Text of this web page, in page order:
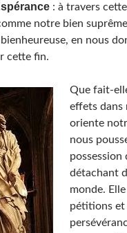
: à travers
notre bien
en nous
cette fin.
Que fait-
effets dans
oriente
nous
possession
détachant
monde.
pétitions et